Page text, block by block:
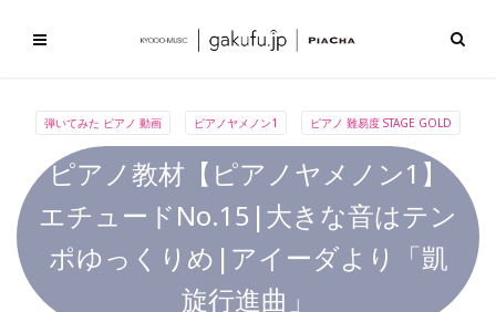
弾いてみた ピアノ 動画 ピアノヤメノン1 ピアノ 難易度 STAGE GOLD
ピアノ教材【ピアノヤメノン1】
エチュードNo.15|大きな音はテン
ポゆっくりめ|アイーダより「凱
旋行進曲」